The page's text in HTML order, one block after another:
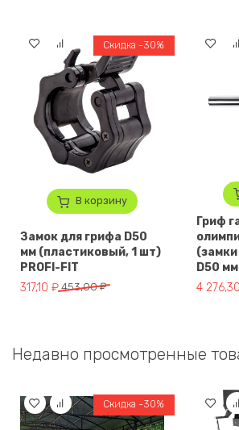
В корзину
Скидка -30%
Замок для грифа D50
мм (пластиковый, 1 шт)
PROFI-FIT
453,00₽
Первоначальная цена составляла
317,10 ₽
Текущая цена: 317,10 ₽.
Гриф
D50
4 276,30
Недавно просмотренные
Скидка -30%